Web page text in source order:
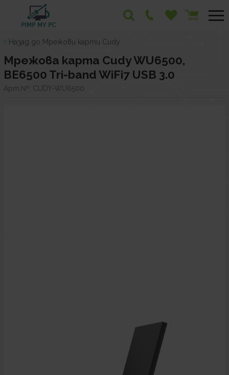
Назад до Мрежови карти Cudy
Мрежова карта Cudy WU6500,
BE6500 Tri-band WiFi7 USB 3.0
Арт.№: CUDY-WU6500